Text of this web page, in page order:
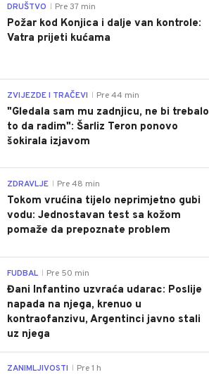
DRUŠTVO Pre 37 min
Požar kod Konjica i dalje van kontrole:
Vatra prijeti kućama
ZVIJEZDE I TRAČEVI Pre 44 min
"Gledala sam mu zadnjicu, ne bi trebalo
to da radim": Šarliz Teron ponovo
šokirala izjavom
ZDRAVLJE Pre 48 min
Tokom vrućina tijelo neprimjetno gubi
vodu: Jednostavan test sa kožom
pomaže da prepoznate problem
FUDBAL Pre 50 min
Đani Infantino uzvraća udarac: Poslije
napada na njega, krenuo u
kontraofanzivu, Argentinci javno stali
uz njega
ZANIMLJIVOSTI Pre 1 h